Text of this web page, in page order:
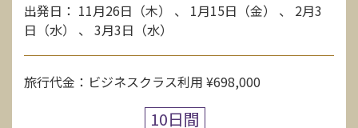
出発日： 11月26日（木） 、 1月15日（金） 、 2月3
日（水） 、 3月3日（水）
旅行代金：ビジネスクラス利用 ¥698,000
10日間